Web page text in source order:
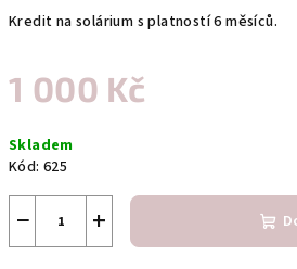
Kredit na solárium s platností 6 měsíců.
1 000 Kč
cena:
Skladem
Kód: 625
+
−